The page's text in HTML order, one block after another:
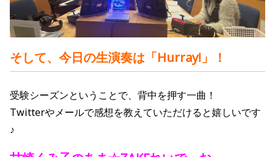
そして、今日の生演奏は「Hurray! 」！
受験シーズンということで、背中を押す一曲！
Twitterやメールで感想を教えていただけると嬉しいです
♪